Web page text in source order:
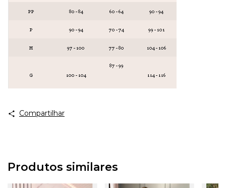
Compartilhar
Produtos similares